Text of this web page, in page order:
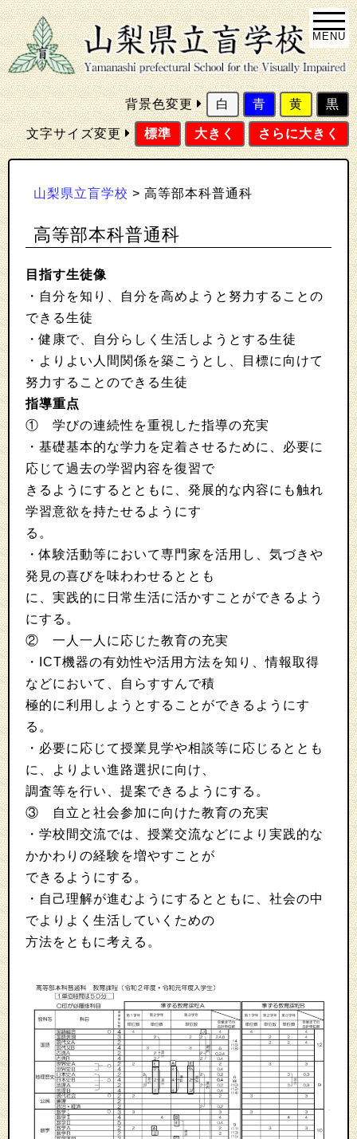
背景色変更 白 青 黄 黒
文字サイズ変更 標準 大きく さらに大きく
山梨県立盲学校 > 高等部本科普通科
高等部本科普通科
目指す生徒像
・自分を知り、自分を高めようと努力することの
できる生徒
・健康で、自分らしく生活しようとする生徒
・よりよい人間関係を築こうとし、目標に向けて
努力することのできる生徒
指導重点
① 学びの連続性を重視した指導の充実
・基礎基本的な学力を定着させるために、必要に
応じて過去の学習内容を復習で
きるようにするとともに、発展的な内容にも触れ
学習意欲を持たせるようにす
る。
・体験活動等において専門家を活用し、気づきや
発見の喜びを味わわせるととも
に、実践的に日常生活に活かすことができるよう
にする。
② 一人一人に応じた教育の充実
・ICT機器の有効性や活用方法を知り、情報取得
などにおいて、自らすすんで積
極的に利用しようとすることができるようにす
る。
・必要に応じて授業見学や相談等に応じるととも
に、よりよい進路選択に向け、
調査等を行い、提案できるようにする。
③ 自立と社会参加に向けた教育の充実
・学校間交流では、授業交流などにより実践的な
かかわりの経験を増やすことが
できるようにする。
・自己理解が進むようにするとともに、社会の中
でよりよく生活していくための
方法をともに考える。
MENU